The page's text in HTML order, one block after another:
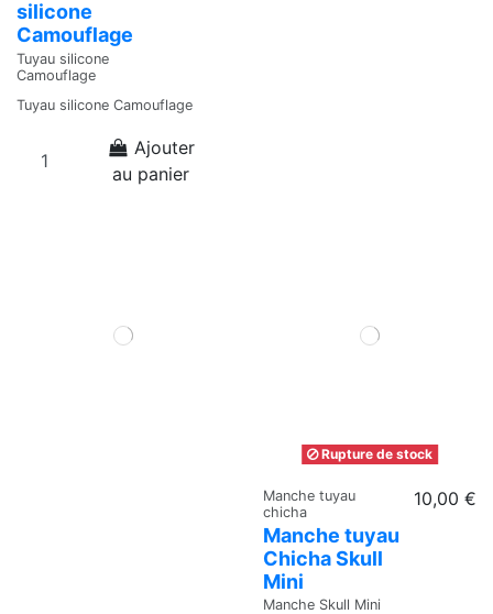
silicone
Camouflage
Tuyau silicone
Camouflage
Tuyau silicone Camouflage
Ajouter
au panier
Rupture de stock
Manche tuyau
chicha
Manche tuyau
Chicha Skull
Mini
Manche Skull Mini
10,00 €